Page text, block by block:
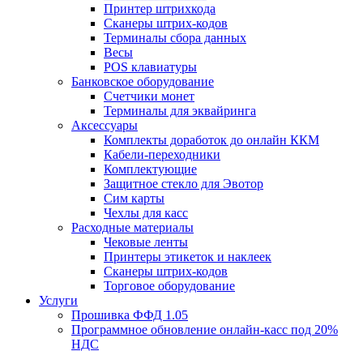
Принтер штрихкода
Сканеры штрих-кодов
Терминалы сбора данных
Весы
POS клавиатуры
Банковское оборудование
Счетчики монет
Терминалы для эквайринга
Аксессуары
Комплекты доработок до онлайн ККМ
Кабели-переходники
Комплектующие
Защитное стекло для Эвотор
Сим карты
Чехлы для касс
Расходные материалы
Чековые ленты
Принтеры этикеток и наклеек
Сканеры штрих-кодов
Торговое оборудование
Услуги
Прошивка ФФД 1.05
Программное обновление онлайн-касс под 20%
НДС